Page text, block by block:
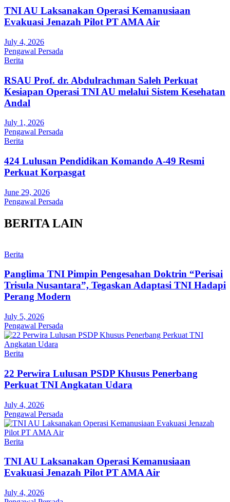
TNI AU Laksanakan Operasi Kemanusiaan
Evakuasi Jenazah Pilot PT AMA Air
July 4, 2026
Pengawal Persada
Berita
RSAU Prof. dr. Abdulrachman Saleh Perkuat
Kesiapan Operasi TNI AU melalui Sistem Kesehatan
Andal
July 1, 2026
Pengawal Persada
Berita
424 Lulusan Pendidikan Komando A-49 Resmi
Perkuat Korpasgat
June 29, 2026
Pengawal Persada
BERITA LAIN
Berita
Panglima TNI Pimpin Pengesahan Doktrin “Perisai
Trisula Nusantara”, Tegaskan Adaptasi TNI Hadapi
Perang Modern
July 5, 2026
Pengawal Persada
Berita
22 Perwira Lulusan PSDP Khusus Penerbang
Perkuat TNI Angkatan Udara
July 4, 2026
Pengawal Persada
Berita
TNI AU Laksanakan Operasi Kemanusiaan
Evakuasi Jenazah Pilot PT AMA Air
July 4, 2026